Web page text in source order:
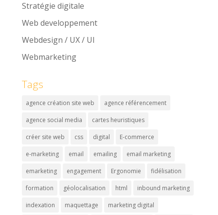
Stratégie digitale
Web developpement
Webdesign / UX / UI
Webmarketing
Tags
agence création site web agence référencement
agence social media cartes heuristiques
créer site web css digital E-commerce
e-marketing email emailing email marketing
emarketing engagement Ergonomie fidélisation
formation géolocalisation html inbound marketing
indexation maquettage marketing digital